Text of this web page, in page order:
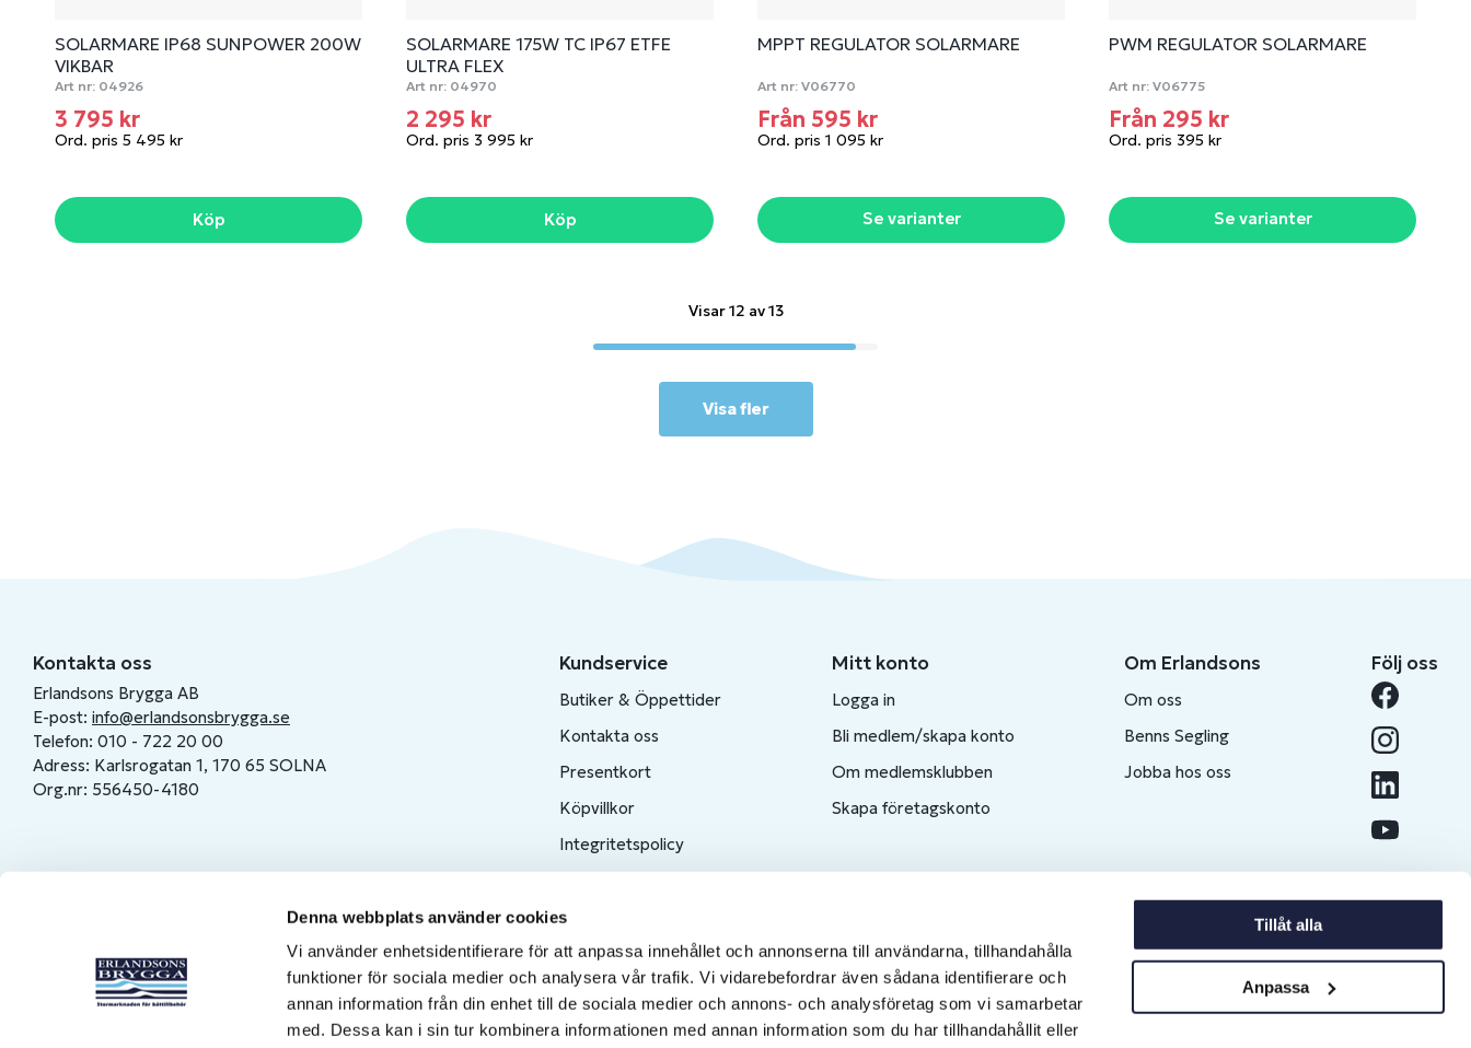
Denna webbplats använder cookies
Vi använder enhetsidentifierare för att anpassa innehållet och annonserna till användarna, tillhandahålla
funktioner för sociala medier och analysera vår trafik. Vi vidarebefordrar även sådana identifierare och
annan information från din enhet till de sociala medier och annons- och analysföretag som vi samarbetar
med. Dessa kan i sin tur kombinera informationen med annan information som du har tillhandahållit eller
Tillåt alla
Anpassa
SOLARMARE IP68 SUNPOWER 200W
VIKBAR
Art nr: 04926
3 795 kr
Ord. pris 5 495 kr
Köp
SOLARMARE 175W TC IP67 ETFE
ULTRA FLEX
Art nr: 04970
2 295 kr
Ord. pris 3 995 kr
Köp
MPPT REGULATOR SOLARMARE
Art nr: V06770
Från 595 kr
Ord. pris 1 095 kr
Se varianter
PWM REGULATOR SOLARMARE
Art nr: V06775
Från 295 kr
Ord. pris 395 kr
Se varianter
Visar 12 av 13
Visa fler
Kontakta oss
Erlandsons Brygga AB
E-post: info@erlandsonsbrygga.se
Telefon: 010 - 722 20 00
Adress: Karlsrogatan 1, 170 65 SOLNA
Org.nr: 556450-4180
Kundservice
Butiker & Öppettider
Kontakta oss
Presentkort
Köpvillkor
Integritetspolicy
Ångra ditt köp
Mitt konto
Logga in
Bli medlem/skapa konto
Om medlemsklubben
Skapa företagskonto
Om Erlandsons
Om oss
Benns Segling
Jobba hos oss
Följ oss